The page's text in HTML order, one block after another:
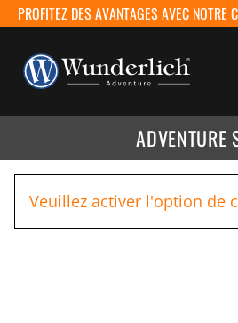
PROFITEZ DES AVANTAGES AVEC NOTRE
ADVENTURE
Veuillez activer l'option de